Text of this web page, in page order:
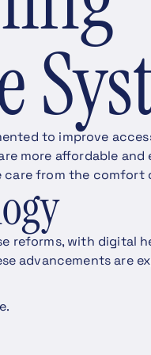
to improve
more affordable and
from the comfort
reforms, with digital
advancements are